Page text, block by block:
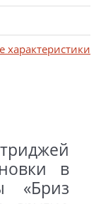
характеристики
в
«Бриз